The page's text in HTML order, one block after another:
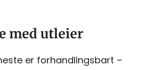
med utleier
er forhandlingsbart –